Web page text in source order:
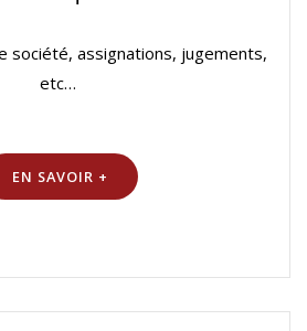
société, assignations, jugements,
etc…
EN SAVOIR +